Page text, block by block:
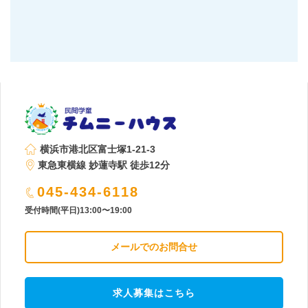
横浜市港北区富士塚1-21-3
東急東横線 妙蓮寺駅 徒歩12分
045-434-6118
受付時間(平日)13:00〜19:00
メールでのお問合せ
求人募集はこちら